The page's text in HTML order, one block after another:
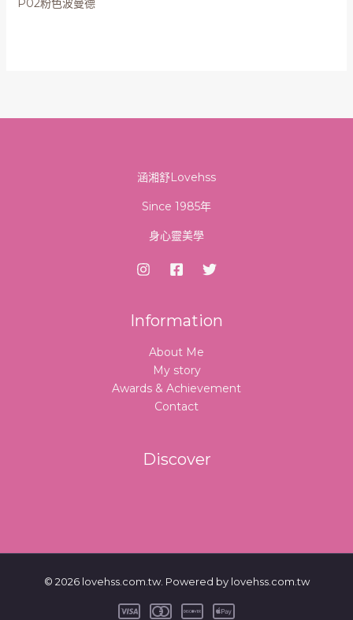
P02粉色波曼德
涵湘舒Lovehss
Since 1985年
身心靈美學
Information
About Me
My story
Awards & Achievement
Contact
Discover
© 2026 lovehss.com.tw. Powered by lovehss.com.tw